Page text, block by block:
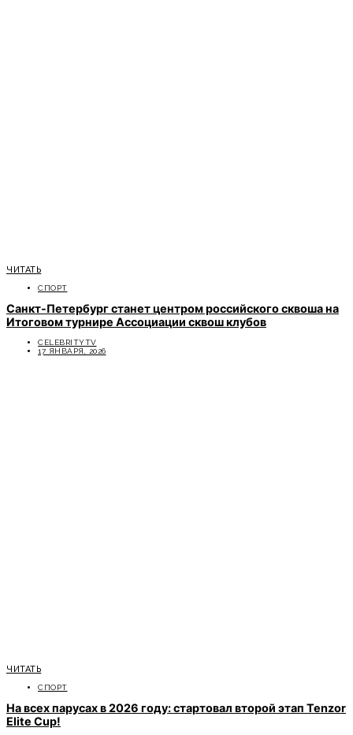
ЧИТАТЬ
СПОРТ
Санкт-Петербург станет центром российского сквоша на
Итоговом турнире Ассоциации сквош клубов
CELEBRITYTV
17 ЯНВАРЯ, 2026
ЧИТАТЬ
СПОРТ
На всех парусах в 2026 году: стартовал второй этап Tenzor
Elite Cup!